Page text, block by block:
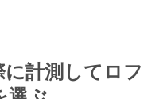
計測してロフ